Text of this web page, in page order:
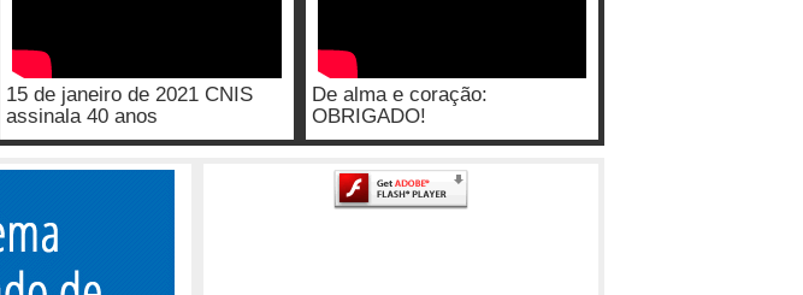
15 de janeiro de 2021 CNIS
assinala 40 anos
De alma e coração:
OBRIGADO!